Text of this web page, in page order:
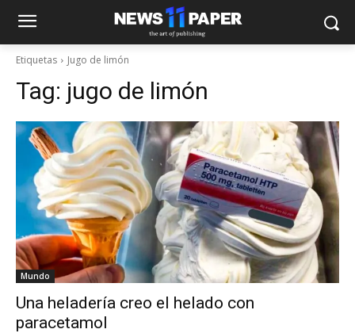
Etiquetas Jugo de limón
Tag: jugo de limón
Mundo
Una heladería creo el helado con
paracetamol